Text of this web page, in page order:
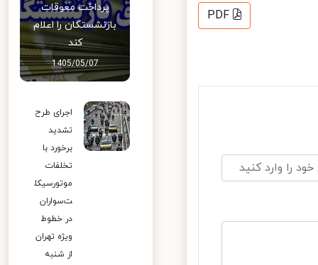
PDF
پرداخت معوقات
بازنشستگان را اعلام
کند
1405/05/07
اجرای طرح
تشدید
برخورد با
تخلفات
موتورسیکل
ت‌سواران
در خطوط
ویژه تهران
از شنبه